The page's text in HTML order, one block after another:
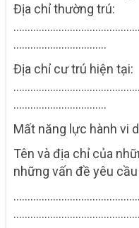
Địa chỉ thường trú:
……………………………
Địa chỉ cư trú hiện tại:
……………………………
Mất năng lực hành vi
Tên và địa chỉ của
những vấn đề yêu